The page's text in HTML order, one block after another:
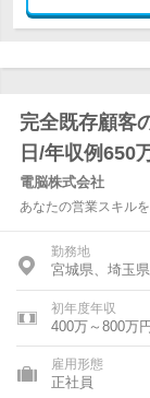
完全既存顧客
日/年収例650
電脳株式会社
あなたの営業スキル
勤務地
宮城県、埼玉
初年度年収
400万～800万
雇用形態
正社員